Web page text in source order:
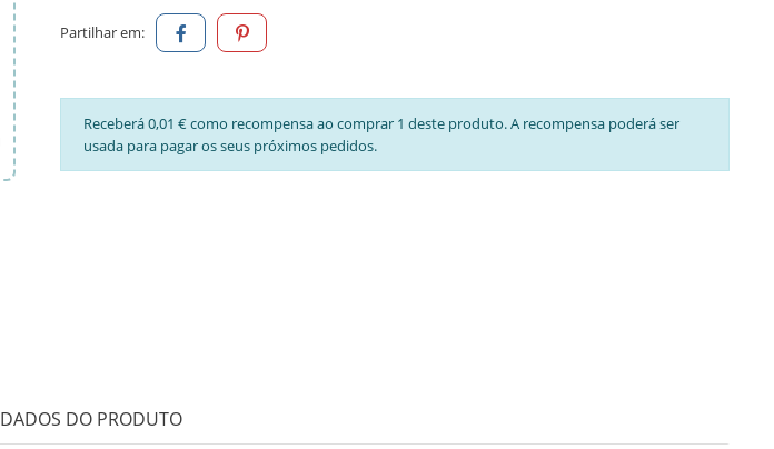
Partilhar em:
Receberá 0,01 € como recompensa ao comprar 1 deste produto. A recompensa poderá ser
usada para pagar os seus próximos pedidos.
DADOS DO PRODUTO